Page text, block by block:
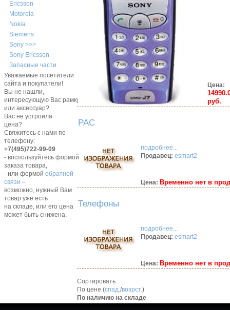
Ericsson
Motorola
Nokia
Siemens
Sony >>>
Sony Ericsson
Запасные части
Уважаемые посетители
сайта и покупатели!
Вы не нашли,
интересующую Вас рамку,
или аксессуар?
Вас не устроила
цена?
Свяжитесь с нами по
телефону:
+7(495)722-99-09
- воспользуйтесь формой
заказа товара,
- или формой обратной
связи –
возможно, нужный Вам
товар уже есть
на складе, или его цена
может быть снижена.
Цена:
руб.
PAC
подробнее...
Продавец: esmart2
Цена: Временно нет в
Телефоны
подробнее...
Продавец: esmart2
Цена: Временно нет в
Сортировать :
По цене (спад./возрст.)
По наличию на складе